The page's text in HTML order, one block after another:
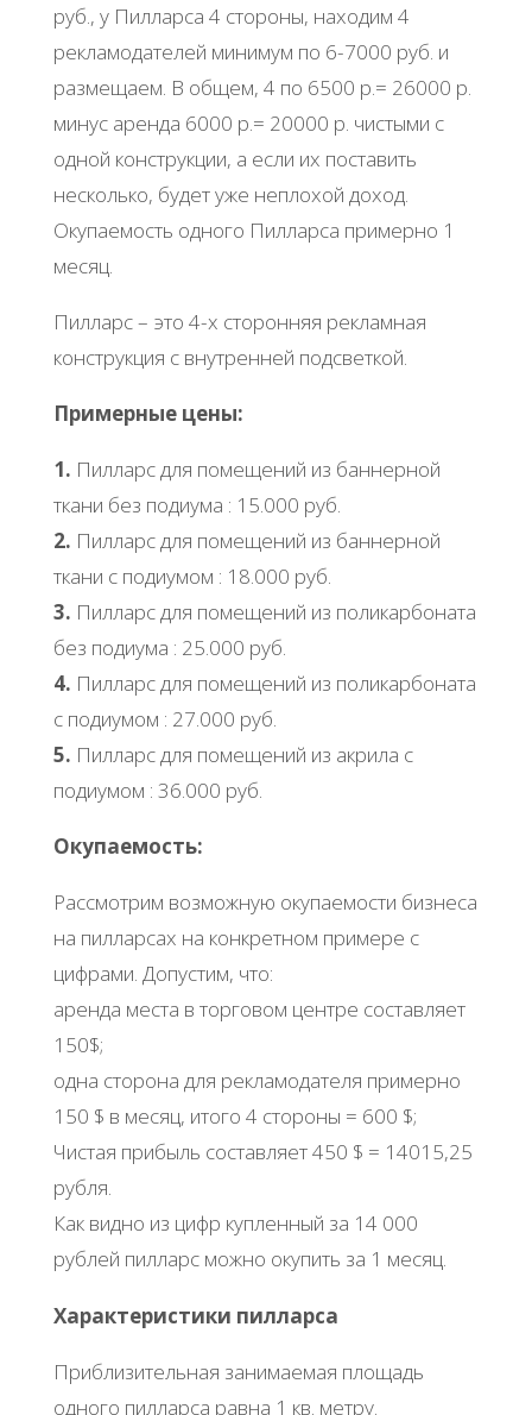
руб., у Пилларса 4 стороны, находим 4
рекламодателей минимум по 6-7000 руб. и
размещаем. В общем, 4 по 6500 р.= 26000 р.
минус аренда 6000 р.= 20000 р. чистыми с
одной конструкции, а если их поставить
несколько, будет уже неплохой доход.
Окупаемость одного Пилларса примерно 1
месяц.
Пилларс – это 4-х сторонняя рекламная
конструкция с внутренней подсветкой.
Примерные цены:
1. Пилларс для помещений из баннерной
ткани без подиума : 15.000 руб.
2. Пилларс для помещений из баннерной
ткани с подиумом : 18.000 руб.
3. Пилларс для помещений из поликарбоната
без подиума : 25.000 руб.
4. Пилларс для помещений из поликарбоната
с подиумом : 27.000 руб.
5. Пилларс для помещений из акрила с
подиумом : 36.000 руб.
Окупаемость:
Рассмотрим возможную окупаемости бизнеса
на пилларсах на конкретном примере с
цифрами. Допустим, что:
аренда места в торговом центре составляет
150$;
одна сторона для рекламодателя примерно
150 $ в месяц, итого 4 стороны = 600 $;
Чистая прибыль составляет 450 $ = 14015,25
рубля.
Как видно из цифр купленный за 14 000
рублей пилларс можно окупить за 1 месяц.
Характеристики пилларса
Приблизительная занимаемая площадь
одного пилларса равна 1 кв. метру.